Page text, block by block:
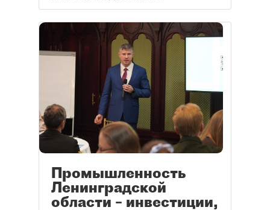
Промышленность
Ленинградской
области – инвестиции,